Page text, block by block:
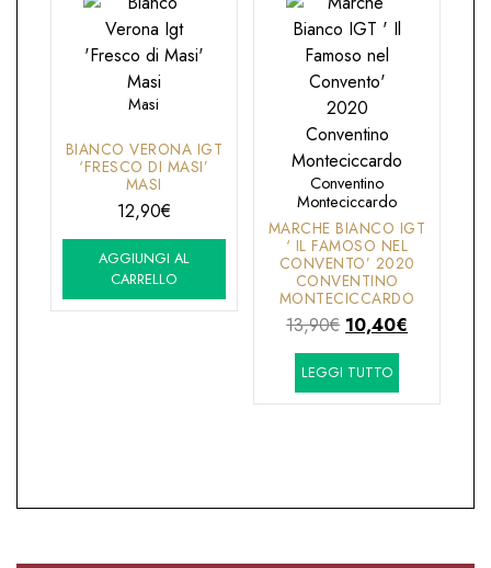
Masi
BIANCO VERONA IGT
‘FRESCO DI MASI’
MASI
12,90€
AGGIUNGI AL
CARRELLO
Conventino
Monteciccardo
MARCHE BIANCO IGT
‘ IL FAMOSO NEL
CONVENTO’ 2020
CONVENTINO
MONTECICCARDO
13,90€ Il
prezzo
originale
era:
10,40€
è:
LEGGI TUTTO